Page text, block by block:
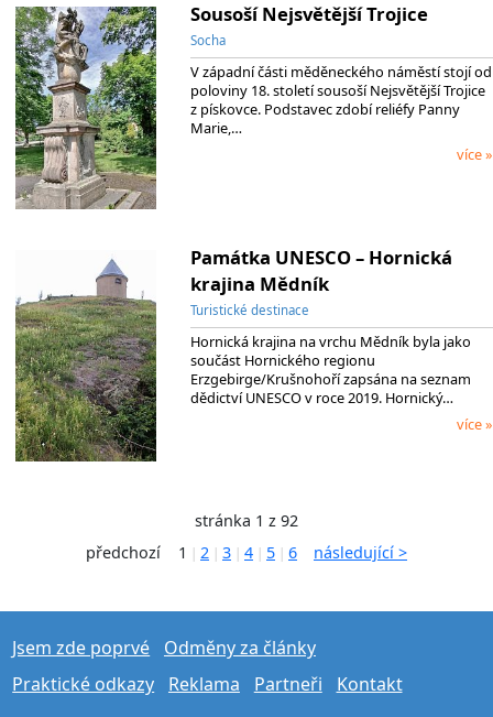
Sousoší Nejsvětější Trojice
Socha
V západní části měděneckého náměstí stojí od
poloviny 18. století sousoší Nejsvětější Trojice
z pískovce. Podstavec zdobí reliéfy Panny
Marie,…
více »
Památka UNESCO – Hornická
krajina Mědník
Turistické destinace
Hornická krajina na vrchu Mědník byla jako
součást Hornického regionu
Erzgebirge/Krušnohoří zapsána na seznam
dědictví UNESCO v roce 2019. Hornický…
více »
stránka 1 z 92
předchozí
1 | 2 | 3 | 4 | 5 | 6 následující >
Jsem zde poprvé
Odměny za články
Praktické odkazy
Reklama Partneři Kontakt